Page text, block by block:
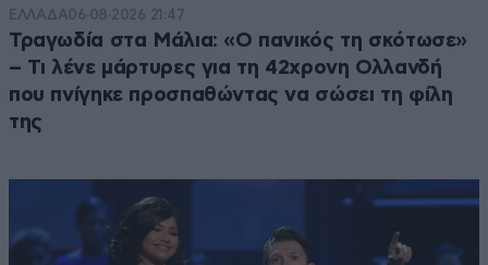
ΕΛΛΑΔΑ06·08·2026 21:47
Τραγωδία στα Μάλια: «Ο πανικός τη σκότωσε»
– Τι λένε μάρτυρες για τη 42χρονη Ολλανδή
που πνίγηκε προσπαθώντας να σώσει τη φίλη
της